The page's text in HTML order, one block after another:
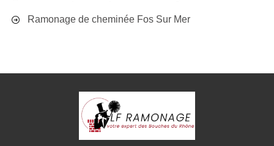
Ramonage de cheminée Fos Sur Mer